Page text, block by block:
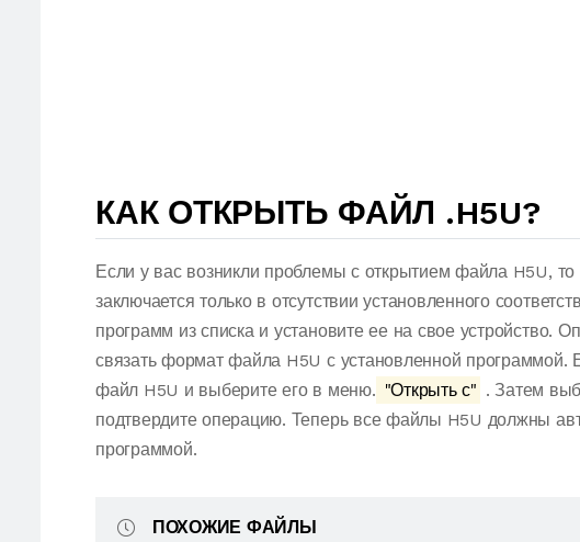
КАК ОТКРЫТЬ ФАЙЛ .H5U?
Если у вас возникли проблемы с открытием файла H5U,
заключается только в отсутствии установленного
программ из списка и установите ее на свое устройство.
связать формат файла H5U с установленной
файл H5U и выберите его в меню. "Открыть с" . Затем
подтвердите операцию. Теперь все файлы H5U должны
программой.
ПОХОЖИЕ ФАЙЛЫ